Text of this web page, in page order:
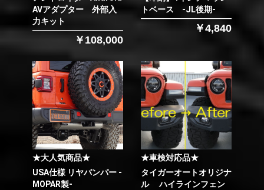
AVアダプター 外部入
力キット
￥108,000
トベース -JL後期-
￥4,840
★大人気商品★
USA仕様 リヤバンパー -
MOPAR製-
★車検対応品★
タイガーオートオリジナ
ル ハイラインフェン